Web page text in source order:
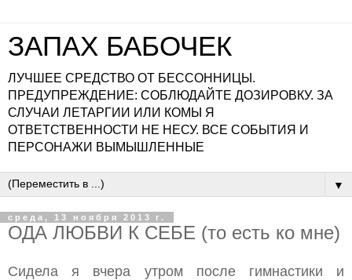
ЗАПАХ БАБОЧЕК
ЛУЧШЕЕ СРЕДСТВО ОТ БЕССОННИЦЫ.
ПРЕДУПРЕЖДЕНИЕ: СОБЛЮДАЙТЕ ДОЗИРОВКУ. ЗА
СЛУЧАИ ЛЕТАРГИИ ИЛИ КОМЫ Я
ОТВЕТСТВЕННОСТИ НЕ НЕСУ. ВСЕ СОБЫТИЯ И
ПЕРСОНАЖИ ВЫМЫШЛЕННЫЕ
▼
среда, 13 ноября 2013 г.
ОДА ЛЮБВИ К СЕБЕ (то есть ко мне)
Сидела я вчера утром после гимнастики и